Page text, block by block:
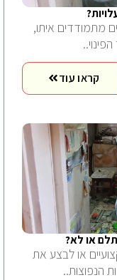
מתמודדים איתו,
קראו עוד
או לא?
או לבצע את
הנפוצות..